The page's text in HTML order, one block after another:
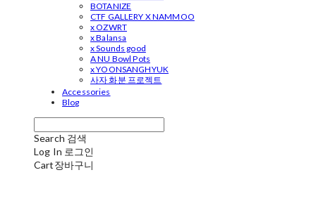
BOTANIZE
CTF GALLERY X NAMMOO
x OZWRT
x Balansa
x Sounds good
A NU Bowl Pots
x YOONSANGHYUK
사자 화분 프로젝트
Accessories
Blog
Search 검색
Log In 로그인
Cart장바구니